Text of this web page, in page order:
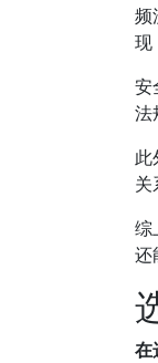
频
现
安
法
此
关
综
还
在